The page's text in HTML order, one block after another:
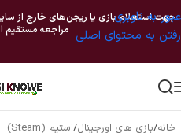
عبور به ناوبری
رفتن به محتوای اصلی
جهت استعلام بازی یا ریجن‌های خارج از
مراجعه مستقیم
خانه/بازی های اورجینال/استیم (Steam)